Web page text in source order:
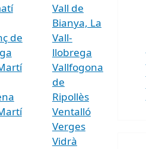
de
Vall de
Bianya, La
Vall-
llobrega
Vallfogona
de
Ripollès
Ventalló
Verges
Vidrà